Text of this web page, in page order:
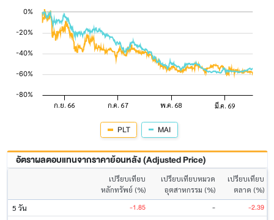
PLT MAI
อัตราผลตอบแทนจากราคาย้อนหลัง (Adjusted Price)
เปรียบเทียบ
หลักทรัพย์ (%)
เปรียบเทียบหมวด
อุตสาหกรรม (%)
เปรียบเทียบ
ตลาด (%)
5 วัน
-1.85 - -2.39